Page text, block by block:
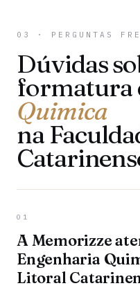
03 · PERGUNTAS
Dúvidas
formatura
Quimica
na
01
A Memorizze
Engenharia
Litoral